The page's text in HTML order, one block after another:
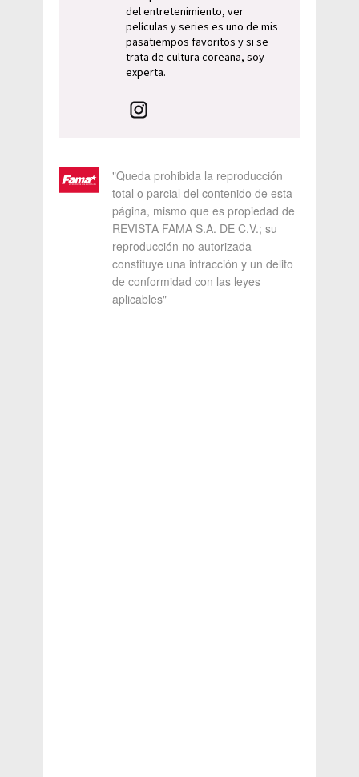
del entretenimiento, ver
películas y series es uno de mis
pasatiempos favoritos y si se
trata de cultura coreana, soy
experta.
"Queda prohibida la reproducción
total o parcial del contenido de esta
página, mismo que es propiedad de
REVISTA FAMA S.A. DE C.V.; su
reproducción no autorizada
constituye una infracción y un delito
de conformidad con las leyes
aplicables"